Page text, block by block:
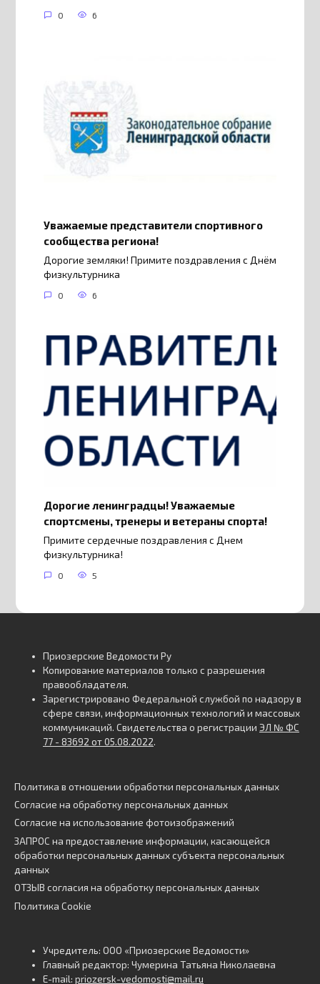
0 6
Уважаемые представители спортивного
сообщества региона!
Дорогие земляки! Примите поздравления с Днём
физкультурника
0 6
Дорогие ленинградцы! Уважаемые
спортсмены, тренеры и ветераны спорта!
Примите сердечные поздравления с Днем
физкультурника!
0 5
Приозерские Ведомости Ру
Копирование материалов только с разрешения
правообладателя.
Зарегистрировано Федеральной службой по надзору в
сфере связи, информационных технологий и массовых
коммуникаций. Свидетельства о регистрации ЭЛ № ФС
77 - 83692 от 05.08.2022.
Политика в отношении обработки персональных данных
Согласие на обработку персональных данных
Согласие на использование фотоизображений
ЗАПРОС на предоставление информации, касающейся
обработки персональных данных субъекта персональных
данных
ОТЗЫВ согласия на обработку персональных данных
Политика Cookie
Учредитель: ООО «Приозерские Ведомости»
Главный редактор: Чумерина Татьяна Николаевна
E-mail: priozersk-vedomosti@mail.ru